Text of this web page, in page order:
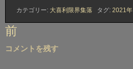
カテゴリー: 大喜利限界集落 タグ: 2021年
投
ナ
前
コメントを残す